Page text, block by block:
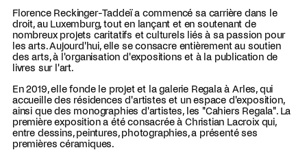
Florence Reckinger-Taddeï a commencé sa carrière dans le
droit, au Luxemburg, tout en lançant et en soutenant de
nombreux projets caritatifs et culturels liés à sa passion pour
les arts. Aujourd'hui, elle se consacre entièrement au soutien
des arts, à l'organisation d'expositions et à la publication de
livres sur l'art.
En 2019, elle fonde le projet et la galerie Regala à Arles, qui
accueille des résidences d'artistes et un espace d'exposition,
ainsi que des monographies d'artistes, les "Cahiers Regala". La
première exposition a été consacrée à Christian Lacroix qui,
entre dessins, peintures, photographies, a présenté ses
premières céramiques.